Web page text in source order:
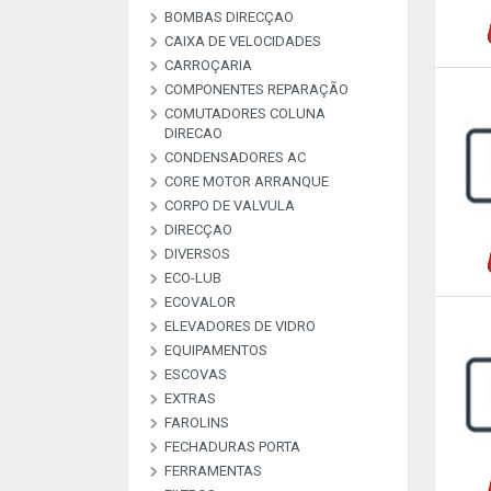
BOMBAS ALTA PRESSAO
COMMON RAI
BOMBAS COMBUSTIVEL
BOMBAS DE VACUO
BOMBAS ESGUICHO
BOMBAS DIRECÇAO
KIT REPARAÇAO BOMBAS
DIREÇAO
CAIXA DE VELOCIDADES
CARROÇARIA
COMPONENTES REPARAÇÃO
MATERIAL DE
ARCONDICIONADO
PEÇAS REPARAÇAO
ALTERNADOR E M
PEÇAS REPARAÇÃO
COMPRESSORES A
PEÇAS REPARAÇÃO
INJETORES
PLACAS RETIFICADORAS
COMUTADORES COLUNA
DIRECAO
COMUTADORES
CONDENSADORES AC
CORE MOTOR ARRANQUE
CORPO DE VALVULA
DIRECÇAO
DIVERSOS
DESCRIÇAO
DIVERSOS
LIVRE
LIVRE
LIVRE
LIVRE
LIVRE
LIVRE
LIVRE
LIVRE
LIVRE
LIVRE
LIVRE
ECO-LUB
ECOVALOR LUBRIFICANTES
ECOVALOR
ECOVALOR
ELEVADORES DE VIDRO
EQUIPAMENTOS
CARREGADORES E
TESTADORES
MANOMETROS
ESCOVAS
ESCOVAS CARVÃO ALTER E
M/A
ESCOVAS LIMPA VIDROS
EXTRAS
ALARMES & SEGURANÇA
ANTENAS
EXTRAS
FAROLINS
FECHADURAS PORTA
FERRAMENTAS